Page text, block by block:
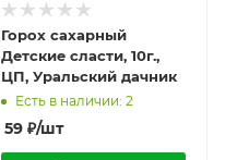
Горох сахарный
Детские сласти, 10г.,
ЦП, Уральский дачник
Есть в наличии: 2
59₽/шт